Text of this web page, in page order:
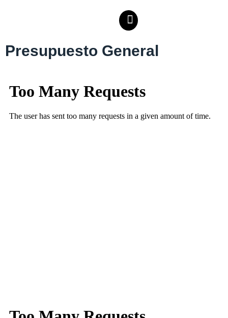
Presupuesto General